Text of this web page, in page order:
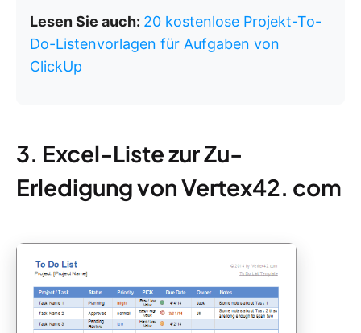
Lesen Sie auch: 20 kostenlose Projekt-To-
Do-Listenvorlagen für Aufgaben von
ClickUp
3. Excel-Liste zur Zu-
Erledigung von Vertex42. com